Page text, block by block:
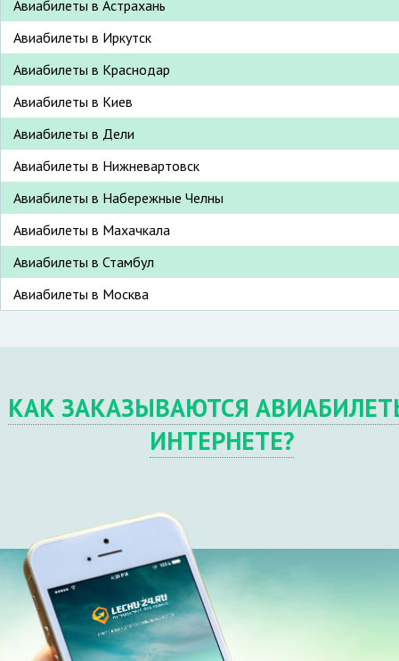
Авиабилеты в Астрахань
Авиабилеты в Иркутск
Авиабилеты в Краснодар
Авиабилеты в Киев
Авиабилеты в Дели
Авиабилеты в Нижневартовск
Авиабилеты в Набережные Челны
Авиабилеты в Махачкала
Авиабилеты в Стамбул
Авиабилеты в Москва
КАК ЗАКАЗЫВАЮТСЯ
ИНТЕРНЕТЕ?